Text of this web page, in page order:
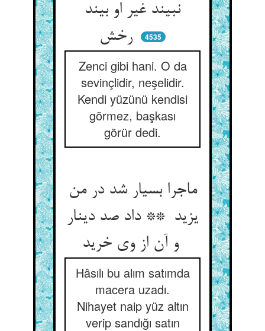
نبیند غیر او بیند
4535
Zenci gibi hani. O da
sevinçlidir, neşelidir.
Kendi yüzünü kendisi
görmez, başkası
görür dedi.
ماجرا بسیار شد در من
یزید ** داد صد دینار
و آن از وی خرید
Hâsılı bu alım satımda
macera uzadı.
Nihayet naip yüz altın
verip sandığı satın